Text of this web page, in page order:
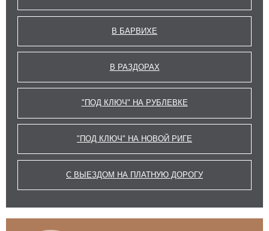
В БАРВИХЕ
В РАЗДОРАХ
"ПОД КЛЮЧ" НА РУБЛЕВКЕ
"ПОД КЛЮЧ" НА НОВОЙ РИГЕ
С ВЫЕЗДОМ НА ПЛАТНУЮ ДОРОГУ